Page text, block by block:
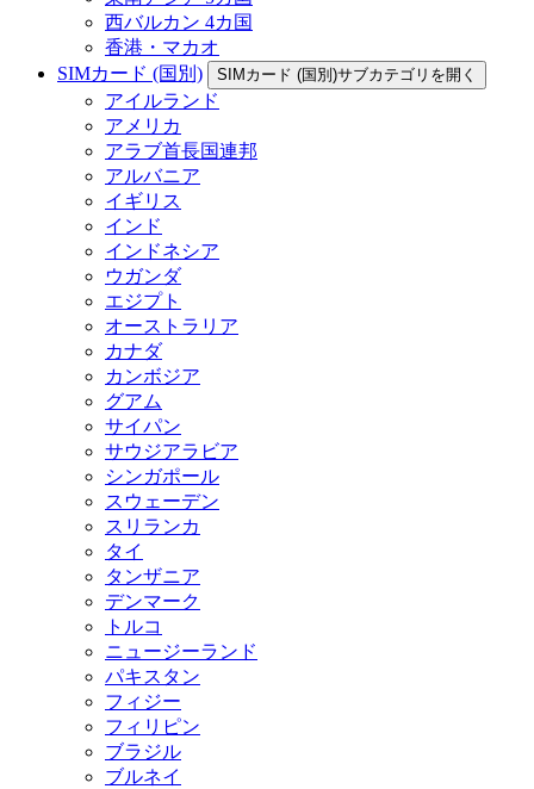
西バルカン 4カ国
香港・マカオ
SIMカード (国別)
SIMカード (国別)サブカテゴリを開く
アイルランド
アメリカ
アラブ首長国連邦
アルバニア
イギリス
インド
インドネシア
ウガンダ
エジプト
オーストラリア
カナダ
カンボジア
グアム
サイパン
サウジアラビア
シンガポール
スウェーデン
スリランカ
タイ
タンザニア
デンマーク
トルコ
ニュージーランド
パキスタン
フィジー
フィリピン
ブラジル
ブルネイ